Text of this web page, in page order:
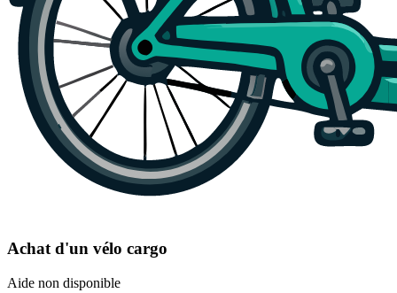
Achat d'un vélo cargo
Aide non disponible